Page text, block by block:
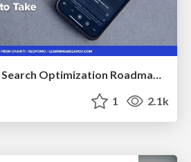
How to Build an AI Search Optimization Roadmap - Criteria and Steps to Take #SEOIRL
1 2.1k